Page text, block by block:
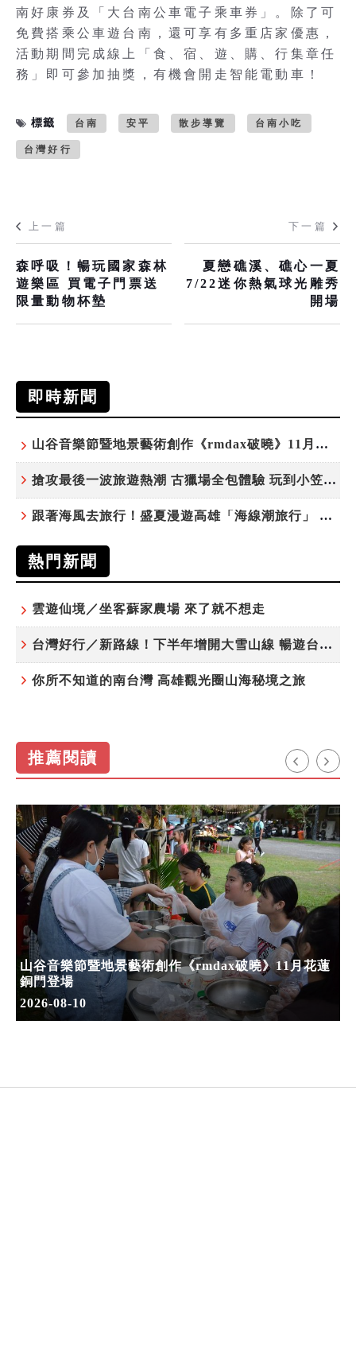
南好康券及「大台南公車電子乘車券」。除了可
免費搭乘公車遊台南，還可享有多重店家優惠，
活動期間完成線上「食、宿、遊、購、行集章任
務」即可參加抽獎，有機會開走智能電動車！
標籤 台南 安平 散步導覽 台南小吃
台灣好行
上一篇
森呼吸！暢玩國家森林
遊樂區 買電子門票送
限量動物杯墊
下一篇
夏戀礁溪、礁心一夏
7/22迷你熱氣球光雕秀
開場
即時新聞
山谷音樂節暨地景藝術創作《rmdax破曉》11月花蓮銅門登場
搶攻最後一波旅遊熱潮 古獵場全包體驗 玩到小笠原夜遊觀星
跟著海風去旅行！盛夏漫遊高雄「海線潮旅行」 五大主題遊程探索漁村魅力
熱門新聞
雲遊仙境／坐客蘇家農場 來了就不想走
台灣好行／新路線！下半年增開大雪山線 暢遊台中更便利
你所不知道的南台灣 高雄觀光圈山海秘境之旅
推薦閱讀
山谷音樂節暨地景藝術創作《rmdax破曉》11月花蓮
銅門登場
2026-08-10